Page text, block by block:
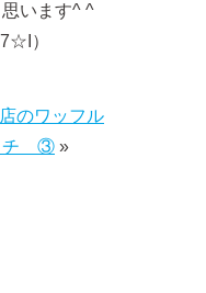
います^ ^
）
のワッフル
チ ③ »